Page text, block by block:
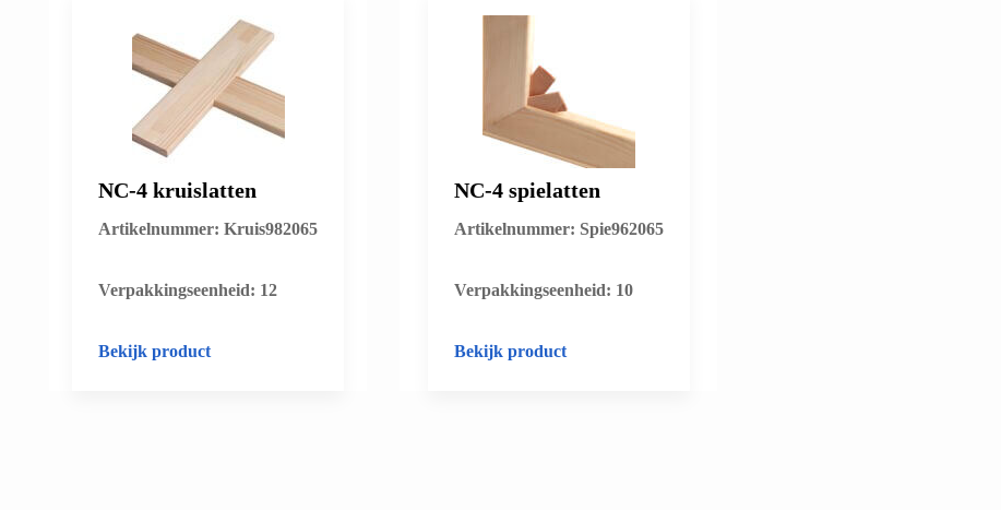
NC-4 kruislatten
Artikelnummer: Kruis982065
​Verpakkingseenheid: 12
Bekijk product
NC-4 spielatten
Artikelnummer: Spie962065
​Verpakkingseenheid: 10
Bekijk product